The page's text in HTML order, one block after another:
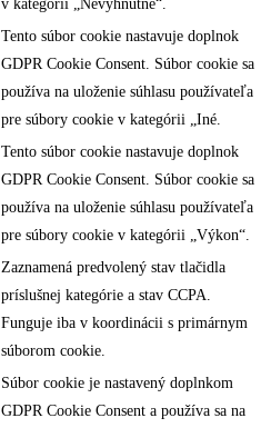
v kategórii „Nevyhnutné“.
Tento súbor cookie nastavuje doplnok
GDPR Cookie Consent. Súbor cookie sa
používa na uloženie súhlasu používateľa
pre súbory cookie v kategórii „Iné.
Tento súbor cookie nastavuje doplnok
GDPR Cookie Consent. Súbor cookie sa
používa na uloženie súhlasu používateľa
pre súbory cookie v kategórii „Výkon“.
Zaznamená predvolený stav tlačidla
príslušnej kategórie a stav CCPA.
Funguje iba v koordinácii s primárnym
súborom cookie.
Súbor cookie je nastavený doplnkom
GDPR Cookie Consent a používa sa na